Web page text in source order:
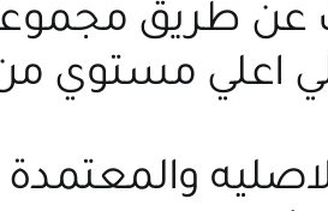
عن طريق
اعلي مستوي